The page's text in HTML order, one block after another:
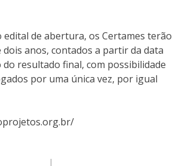
edital de abertura, os Certames terão
anos, contados a partir da data
resultado final, com possibilidade
por uma única vez, por igual